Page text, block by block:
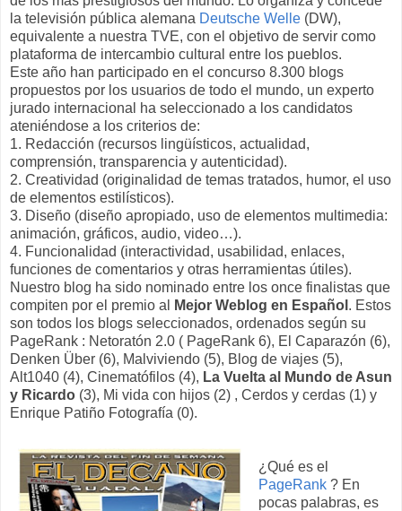
la televisión pública alemana Deutsche Welle (DW),
equivalente a nuestra TVE, con el objetivo de servir como
plataforma de intercambio cultural entre los pueblos.
Este año han participado en el concurso 8.300 blogs
propuestos por los usuarios de todo el mundo, un experto
jurado internacional ha seleccionado a los candidatos
ateniéndose a los criterios de:
1. Redacción (recursos lingüísticos, actualidad,
comprensión, transparencia y autenticidad).
2. Creatividad (originalidad de temas tratados, humor, el uso
de elementos estilísticos).
3. Diseño (diseño apropiado, uso de elementos multimedia:
animación, gráficos, audio, video…).
4. Funcionalidad (interactividad, usabilidad, enlaces,
funciones de comentarios y otras herramientas útiles).
Nuestro blog ha sido nominado entre los once finalistas que
compiten por el premio al
Mejor Weblog en Español . Estos
son todos los blogs seleccionados, ordenados según su
PageRank : Netoratón 2.0 ( PageRank 6), El Caparazón (6),
Denken Über (6), Malviviendo (5), Blog de viajes (5),
Alt1040 (4), Cinematófilos (4), La Vuelta al Mundo de Asun
y Ricardo (3), Mi vida con hijos (2) , Cerdos y cerdas (1) y
Enrique Patiño Fotografía (0).
¿Qué es el
PageRank ? En
pocas palabras, es